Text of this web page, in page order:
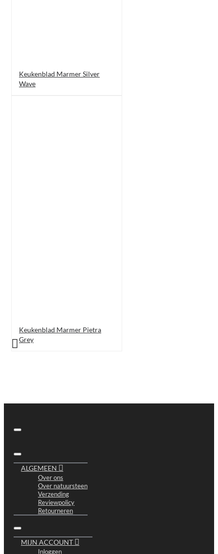
Keukenblad Marmer Silver
Wave
Keukenblad Marmer Pietra
Grey
ALGEMEEN
Over ons
Over natuursteen
Verzending
Reviewpolicy
Retourneren
MIJN ACCOUNT
Inloggen